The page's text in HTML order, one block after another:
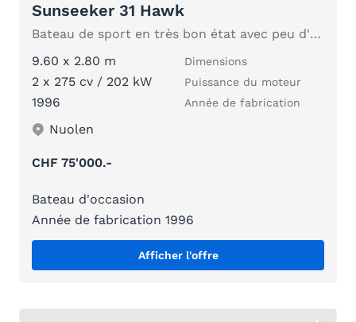
Sunseeker 31 Hawk
Bateau de sport en très bon état avec peu d'heures de fonctionnement
9.60 x 2.80 m
Dimensions
2 x 275 cv / 202 kW Puissance du moteur
1996 Année de fabrication
Nuolen
CHF 75'000.-
Bateau d'occasion
Année de fabrication 1996
Afficher l'offre